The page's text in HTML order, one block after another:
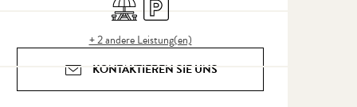
+ 2 andere Leistung(en)
KONTAKTIEREN SIE UNS